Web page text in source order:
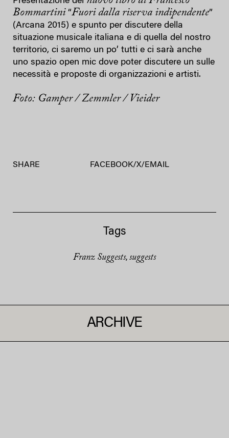
Bommartini “Fuori dalla riserva indipendente”
(Arcana 2015) e spunto per discutere della
situazione musicale italiana e di quella del nostro
territorio, ci saremo un po’ tutti e ci sarà anche
uno spazio open mic dove poter discutere un sulle
necessità e proposte di organizzazioni e artisti.
Foto: Gamper / Zemmler / Vieider
SHARE FACEBOOK/X/ EMAIL
Tags
Franz Suggests, suggests
ARCHIVE